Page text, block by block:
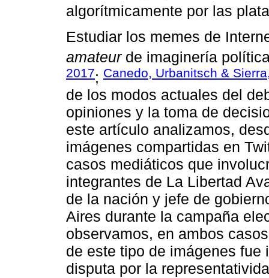
algorítmicamente por las
Estudiar los memes de
amateurde imaginería
2017; Canedo, Urbanitsch &
de los modos actuales del
opiniones y la toma de
este artículo analizamos,
imágenes compartidas en
casos mediáticos que
integrantes de La Libertad
de la nación y jefe de
Aires durante la campaña
observamos, en ambos
de este tipo de imágenes
disputa por la